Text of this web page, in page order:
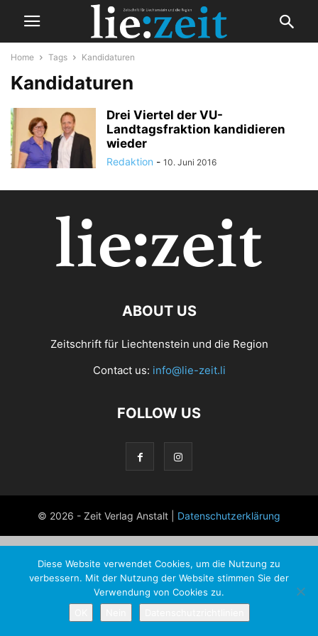
Home Tags Kandidaturen
Kandidaturen
Drei Viertel der VU-
Landtagsfraktion kandidieren
wieder
Redaktion - 10. Juni 2016
ABOUT US
Zeitschrift für Liechtenstein und die Region
Contact us: info@lie-zeit.li
FOLLOW US
© 2026 - Zeit Verlag Anstalt | Datenschutzerklärung
Diese Website verwendet Cookies, um die Nutzung zu
verbessern. Mit der Nutzung der Website stimmen Sie der
Verwendung von Cookies zu.